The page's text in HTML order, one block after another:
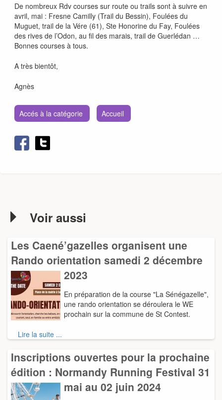
De nombreux Rdv courses sur route ou trails sont à suivre en
avril, mai : Fresne Camilly (Trail du Bessin), Foulées du
Muguet, trail de la Vére (61), Ste Honorine du Fay, Foulées
des rives de l’Odon, au fil des marais, trail de Guerlédan …
Bonnes courses à tous.
A très bientôt,
Agnès
Accés à la catégorie Accueil
Voir aussi
Les Caené’gazelles organisent une
Rando orientation samedi 2 décembre
2023
En préparation de la course "La Sénégazelle",
une rando orientation se déroulera le WE
prochain sur la commune de St Contest.
Lire la suite ...
Inscriptions ouvertes pour la prochaine
édition : Normandy Running Festival 31
mai au 02 juin 2024